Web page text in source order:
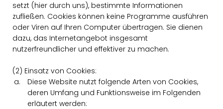
setzt (hier durch uns), bestimmte Informationen
zufließen. Cookies können keine Programme ausführen
oder Viren auf Ihren Computer übertragen. Sie dienen
dazu, das Internetangebot insgesamt
nutzerfreundlicher und effektiver zu machen.
(2) Einsatz von Cookies:
Diese Website nutzt folgende Arten von Cookies,
deren Umfang und Funktionsweise im Folgenden
erläutert werden: